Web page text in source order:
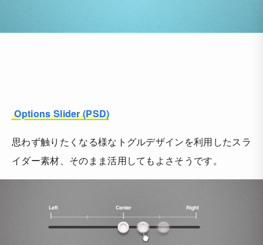
Options Slider (PSD)
思わず触りたくなる様なトグルデザインを利用したスラ
イダー素材、そのまま活用してもよさそうです。